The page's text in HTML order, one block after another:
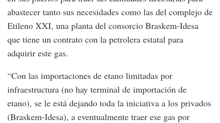
abastecer tanto sus necesidades como las del complejo de
Etileno XXI, una planta del consorcio Braskem-Idesa
que tiene un contrato con la petrolera estatal para
adquirir este gas.
“Con las importaciones de etano limitadas por
infraestructura (no hay terminal de importación de
etano), se le está dejando toda la iniciativa a los privados
(Braskem-Idesa), a eventualmente traer ese gas por